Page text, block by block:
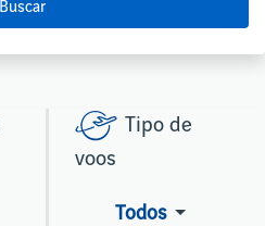
Buscar
Tipo de
voos
Todos